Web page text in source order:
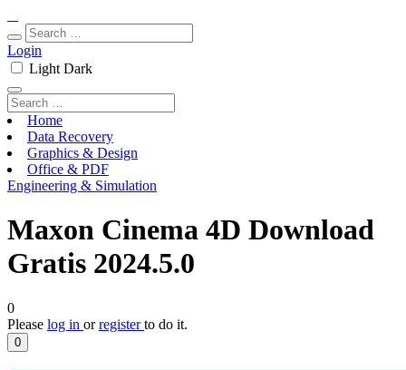
Login
Light Dark
Home
Data Recovery
Graphics & Design
Office & PDF
Engineering & Simulation
Maxon Cinema 4D Download
Gratis 2024.5.0
0
Please log in orregisterto do it.
0